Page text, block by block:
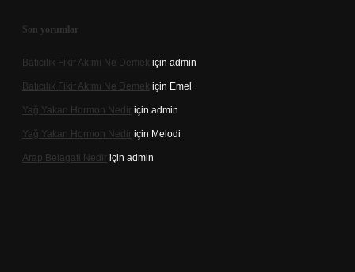
Son yorumlar
Batıcılık Fikir Akımı Ne Demek için admin
Batıcılık Fikir Akımı Ne Demek için Emel
Yağ Yakan Hormon Nedir için admin
Yağ Yakan Hormon Nedir için Melodi
Arap Belagati Nedir için admin